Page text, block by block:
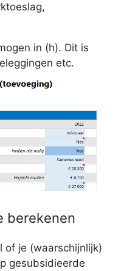
in (h). Dit is
etc.
berekenen
of je (waarschijnlijk)
gesubsidieerde